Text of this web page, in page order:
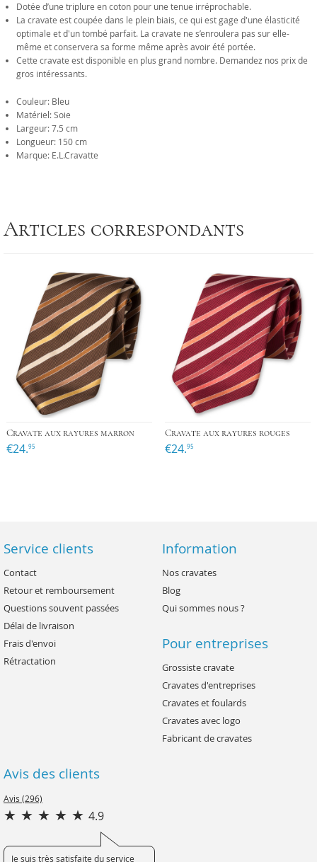
Dotée d’une triplure en coton pour une tenue irréprochable.
La cravate est coupée dans le plein biais, ce qui est gage d'une élasticité
optimale et d'un tombé parfait. La cravate ne s’enroulera pas sur elle-
même et conservera sa forme même après avoir été portée.
Cette cravate est disponible en plus grand nombre. Demandez nos prix de
gros intéressants.
Couleur: Bleu
Matériel: Soie
Largeur: 7.5 cm
Longueur: 150 cm
Marque: E.L.Cravatte
Articles correspondants
Cravate aux rayures marron
€24.95
Cravate aux rayures rouges
€24.95
Service clients
Contact
Retour et remboursement
Questions souvent passées
Délai de livraison
Frais d'envoi
Rétractation
Information
Nos cravates
Blog
Qui sommes nous ?
Pour entreprises
Grossiste cravate
Cravates d'entreprises
Cravates et foulards
Cravates avec logo
Fabricant de cravates
Avis des clients
Avis (296)
4.9
Je suis très satisfaite du service